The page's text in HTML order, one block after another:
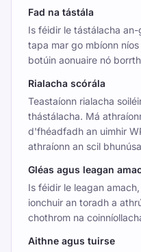
Fad na tástála
Is féidir le tástálacha
tapa mar go mbíonn
botúin aonuaire nó
Rialacha scórála
Teastaíonn rialacha
thástálacha. Má
d'fhéadfadh an uimhir
athraíonn an scil
Gléas agus leagan
Is féidir le leagan
ionchuir an toradh a
chothrom na
Aithne agus tuirse